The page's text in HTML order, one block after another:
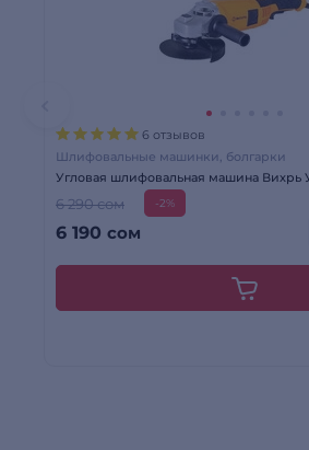
6 отзывов
Шлифовальные машинки, болгарки
Угловая шлифовальная машина Вихрь
6 290 сом -2%
6 190 сом